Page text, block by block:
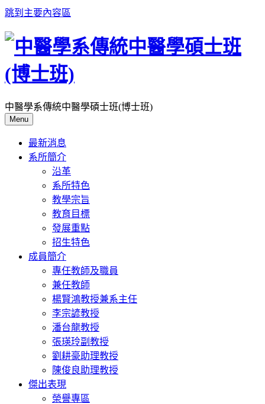
跳到主要內容區
中醫學系傳統中醫學碩士班(博士班)
Menu
最新消息
系所簡介
沿革
系所特色
教學宗旨
教育目標
發展重點
招生特色
成員簡介
專任教師及職員
兼任教師
楊賢鴻教授兼系主任
李宗諺教授
潘台龍教授
張瑛玲副教授
劉耕豪助理教授
陳俊良助理教授
傑出表現
榮譽專區